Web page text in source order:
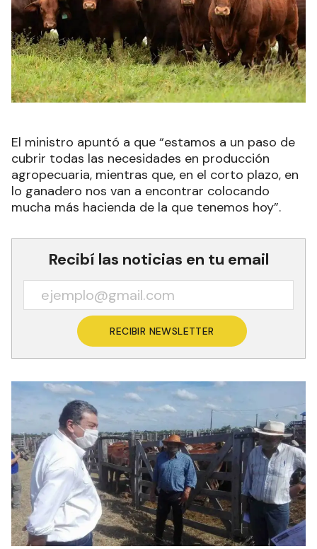
El ministro apuntó a que “estamos a un paso de
cubrir todas las necesidades en producción
agropecuaria, mientras que, en el corto plazo, en
lo ganadero nos van a encontrar colocando
mucha más hacienda de la que tenemos hoy”.
Recibí las noticias en tu email
RECIBIR NEWSLETTER